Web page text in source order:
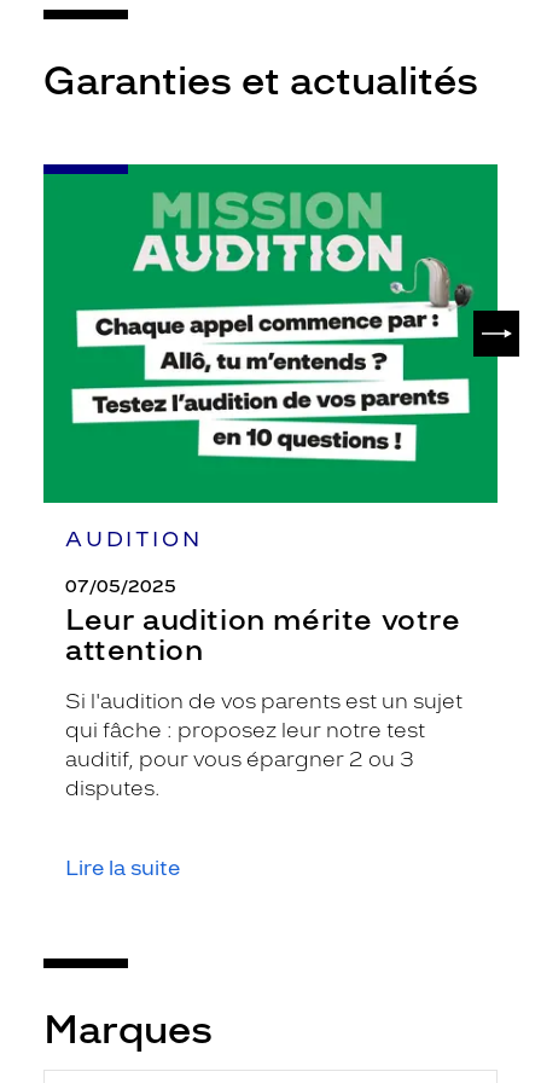
Garanties et actualités
AUDITION
07/05/2025
Leur audition mérite votre
attention
Si l'audition de vos parents est un sujet
qui fâche : proposez leur notre test
auditif, pour vous épargner 2 ou 3
disputes.
Lire la suite
-
Marques